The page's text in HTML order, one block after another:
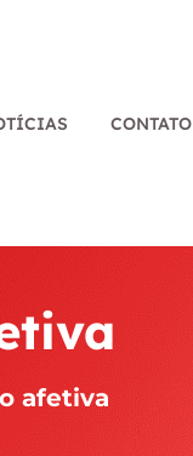
CONTATO
afetiva